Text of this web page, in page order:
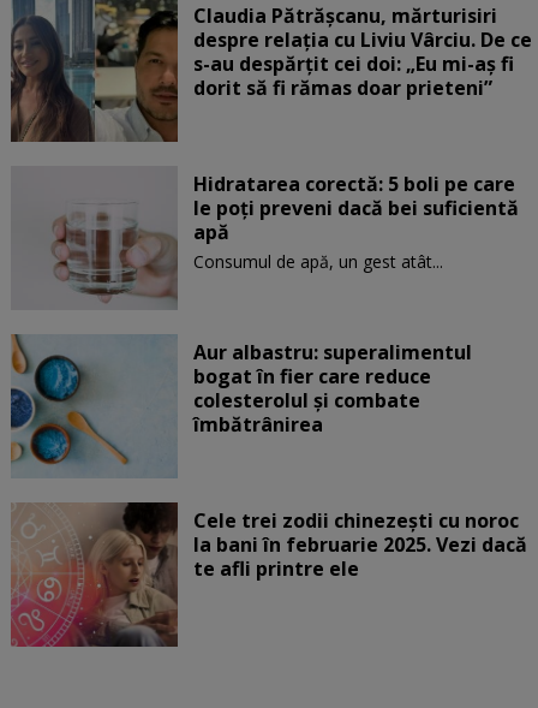
Claudia Pătrășcanu, mărturisiri
despre relația cu Liviu Vârciu. De ce
s-au despărțit cei doi: „Eu mi-aș fi
dorit să fi rămas doar prieteni”
Hidratarea corectă: 5 boli pe care
le poți preveni dacă bei suficientă
apă
Consumul de apă, un gest atât...
Aur albastru: superalimentul
bogat în fier care reduce
colesterolul și combate
îmbătrânirea
Cele trei zodii chinezești cu noroc
la bani în februarie 2025. Vezi dacă
te afli printre ele